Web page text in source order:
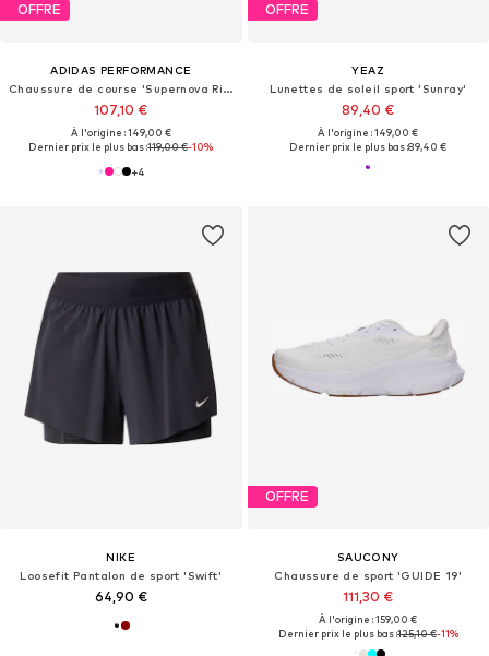
OFFRE
ADIDAS PERFORMANCE
Chaussure de course 'Supernova Rise 3'
107,10 €
À l'origine : 149,00 €
Dernier prix le plus bas :119,00 €-10%
+4
OFFRE
YEAZ
Lunettes de soleil sport 'Sunray'
89,40 €
À l'origine : 149,00 €
Dernier prix le plus bas :89,40 €
NIKE
Loosefit Pantalon de sport 'Swift'
64,90 €
OFFRE
SAUCONY
Chaussure de sport 'GUIDE 19'
111,30 €
À l'origine : 159,00 €
Dernier prix le plus bas :125,10 €-11%